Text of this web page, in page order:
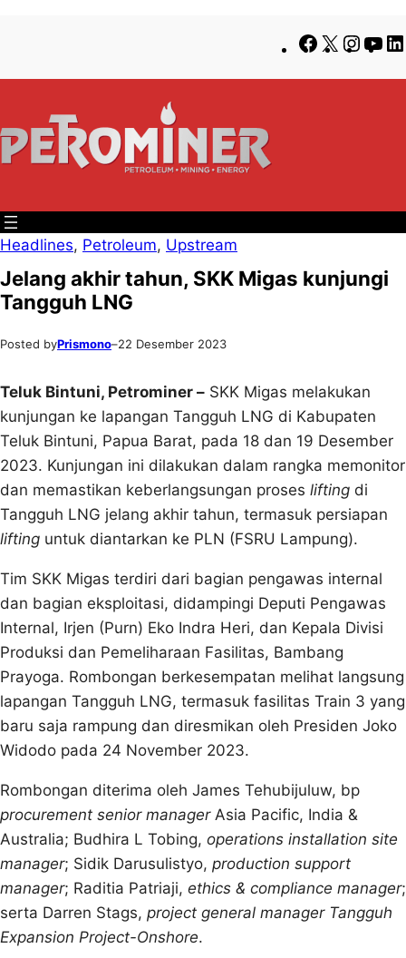
konten
content
Facebook
X
Headlines, Petroleum, Upstream
Jelang akhir tahun, SKK Migas kunjungi
Tangguh LNG
Posted byPrismono–22 Desember 2023
Teluk Bintuni, Petrominer – SKK Migas melakukan
kunjungan ke lapangan Tangguh LNG di Kabupaten
Teluk Bintuni, Papua Barat, pada 18 dan 19 Desember
2023. Kunjungan ini dilakukan dalam rangka memonitor
dan memastikan keberlangsungan proses lifting di
Tangguh LNG jelang akhir tahun, termasuk persiapan
lifting untuk diantarkan ke PLN (FSRU Lampung).
Tim SKK Migas terdiri dari bagian pengawas internal
dan bagian eksploitasi, didampingi Deputi Pengawas
Internal, Irjen (Purn) Eko Indra Heri, dan Kepala Divisi
Produksi dan Pemeliharaan Fasilitas, Bambang
Prayoga. Rombongan berkesempatan melihat langsung
lapangan Tangguh LNG, termasuk fasilitas Train 3 yang
baru saja rampung dan diresmikan oleh Presiden Joko
Widodo pada 24 November 2023.
Rombongan diterima oleh James Tehubijuluw, bp
procurement senior managerAsia Pacific, India &
Australia; Budhira L Tobing, operations installation site
manager; Sidik Darusulistyo, production support
manager; Raditia Patriaji, ethics & compliance manager;
serta Darren Stags, project general manager Tangguh
Expansion Project-Onshore.